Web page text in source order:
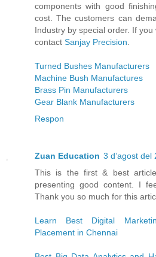
components with good
cost. The customers can
Industry by special order. If
contact Sanjay Precision.
Turned Bushes Manufacturers
Machine Bush Manufactures
Brass Pin Manufacturers
Gear Blank Manufacturers
Respon
Zuan Education 3 d’agost
This is the first & best
presenting good content. I
Thank you so much for this
Learn Best Digital
Placement in Chennai